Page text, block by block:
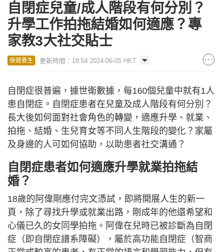
自閉症兒童/成人階段有何分別？
升學工作拍拖結婚如何適應？專
家教3大社交貼士
保健養生 更新時間：18:54 2024-06-05 HKT
自閉症很普遍，據世衛數據，每160個兒童中就有1人
患自閉症。自閉症患者在兒童及成人階段有何分別？
長大後如何面對社會角色的轉變，適應升學、就業、
拍拖、結婚、生兒育女等不同人生階段的變化？家屬
及身邊的人可如何協助，以助患者社交溝通？
自閉症患者如何適應升學就業拍拖結
婚？
18歲的阿偉剛應付完文憑試，即將開展人生的新一
頁，除了尋找升學或就業出路，剛成年的他還希望和
心儀已久的女同學拍拖。阿偉在兒時已被診斷為自閉
症（即自閉症譜系障礙），屬於高功能自閉症（智商